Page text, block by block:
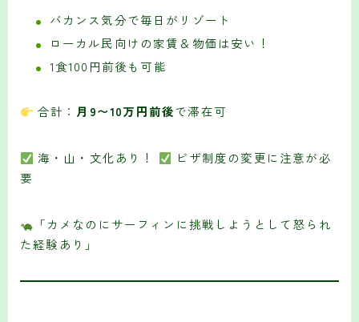
バカンス気分で毎日がリゾート
ローカル民向けの家賃＆物価は安い！
1食100円前後も可能
合計： 月9〜10万円前後で滞在可
海・山・文化あり！
ビザ制度の変更に注意が必
要
「カメなのにサーフィンに挑戦しようとして怒られ
た経験あり」